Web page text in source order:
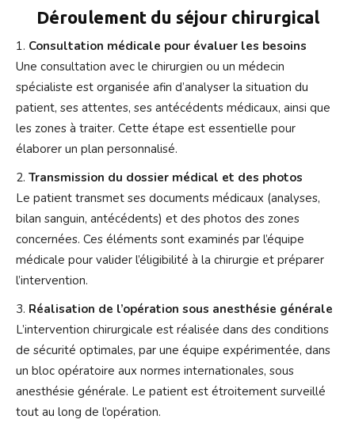
Déroulement du séjour chirurgical
Consultation médicale pour évaluer les besoins
Une consultation avec le chirurgien ou un médecin
spécialiste est organisée afin d’analyser la situation du
patient, ses attentes, ses antécédents médicaux, ainsi que
les zones à traiter. Cette étape est essentielle pour
élaborer un plan personnalisé.
Transmission du dossier médical et des photos
Le patient transmet ses documents médicaux (analyses,
bilan sanguin, antécédents) et des photos des zones
concernées. Ces éléments sont examinés par l’équipe
médicale pour valider l’éligibilité à la chirurgie et préparer
l’intervention.
Réalisation de l’opération sous anesthésie générale
L’intervention chirurgicale est réalisée dans des conditions
de sécurité optimales, par une équipe expérimentée, dans
un bloc opératoire aux normes internationales, sous
anesthésie générale. Le patient est étroitement surveillé
tout au long de l’opération.